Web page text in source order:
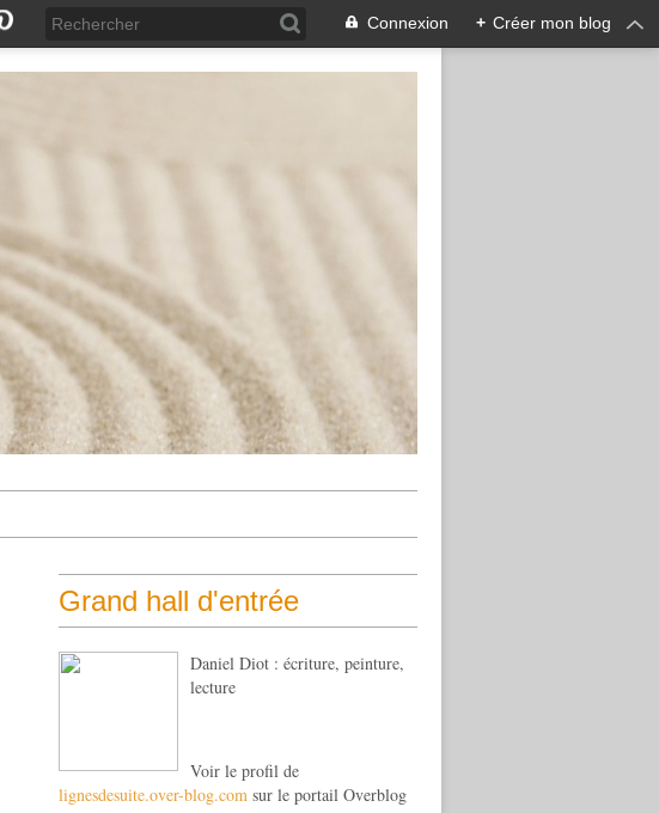
Connexion + Créer mon blog
Grand hall d'entrée
Daniel Diot : écriture, peinture,
lecture
Voir le profil de
lignesdesuite.over-blog.com sur le portail Overblog